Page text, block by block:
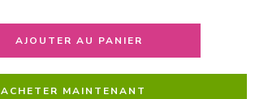
AJOUTER AU PANIER
ACHETER MAINTENANT